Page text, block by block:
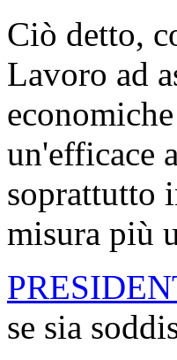
Ciò detto,
Lavoro ad
un'efficace
soprattutto
misura più
se sia